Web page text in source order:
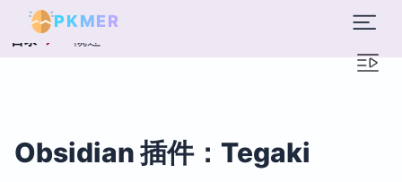
PKMER
目录 概述
Obsidian 插件：Tegaki